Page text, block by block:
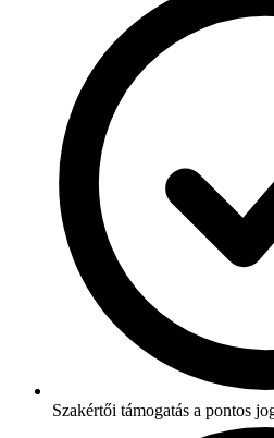
Szakértői támogatás a pontos